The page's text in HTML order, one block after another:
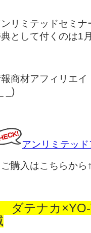
ンリミテッドセミ
として付くのは1
商材アフィリエ
_)
アンリミテッ
ご購入はこちらから
ダテナカ×YO-